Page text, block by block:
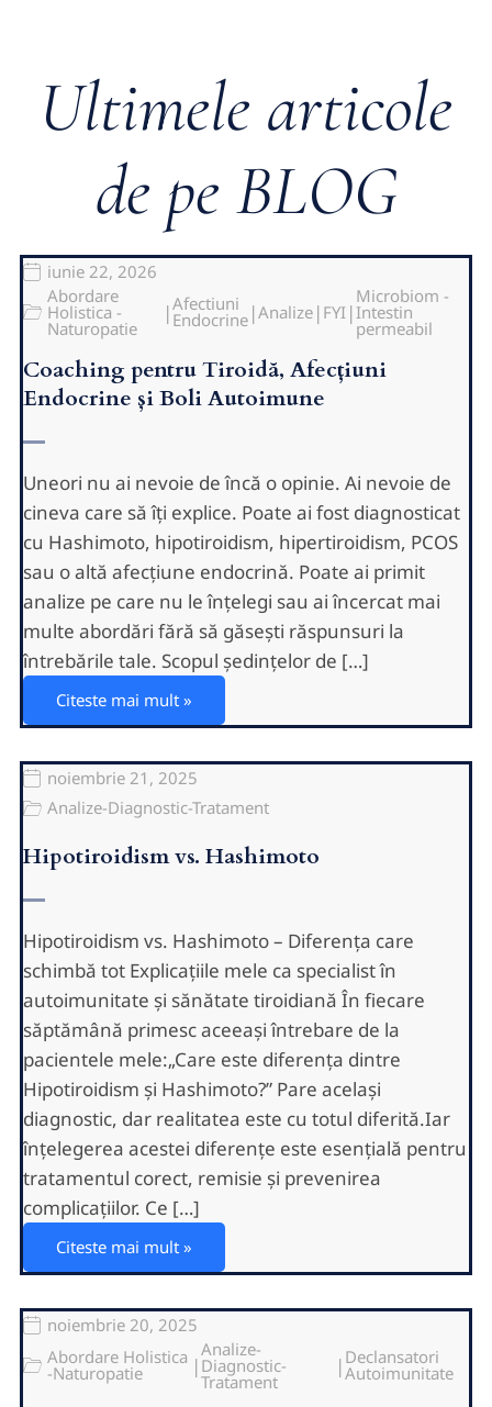
Ultimele articole
de pe BLOG
iunie 22, 2026
Abordare
Holistica -
Naturopatie
|Afectiuni
Endocrine |Analize| FYI|
Microbiom -
Intestin
permeabil
Coaching pentru Tiroidă, Afecțiuni
Endocrine și Boli Autoimune
Uneori nu ai nevoie de încă o opinie. Ai nevoie de
cineva care să îți explice. Poate ai fost diagnosticat
cu Hashimoto, hipotiroidism, hipertiroidism, PCOS
sau o altă afecțiune endocrină. Poate ai primit
analize pe care nu le înțelegi sau ai încercat mai
multe abordări fără să găsești răspunsuri la
întrebările tale. Scopul ședințelor de […]
Citeste mai mult »
noiembrie 21, 2025
Analize-Diagnostic-Tratament
Hipotiroidism vs. Hashimoto
Hipotiroidism vs. Hashimoto – Diferența care
schimbă tot Explicațiile mele ca specialist în
autoimunitate și sănătate tiroidiană În fiecare
săptămână primesc aceeași întrebare de la
pacientele mele:„Care este diferența dintre
Hipotiroidism și Hashimoto?” Pare același
diagnostic, dar realitatea este cu totul diferită.Iar
înțelegerea acestei diferențe este esențială pentru
tratamentul corect, remisie și prevenirea
complicațiilor. Ce […]
Citeste mai mult »
noiembrie 20, 2025
Abordare Holistica
-Naturopatie |
Analize-
Diagnostic-
Tratament
| Declansatori
Autoimunitate